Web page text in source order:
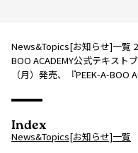
News&Topics[お知らせ]一覧
BOO ACADEMY公式テキスト
（月）発売、『PEEK-A-BOO
Index
News&Topics[お知らせ]一覧